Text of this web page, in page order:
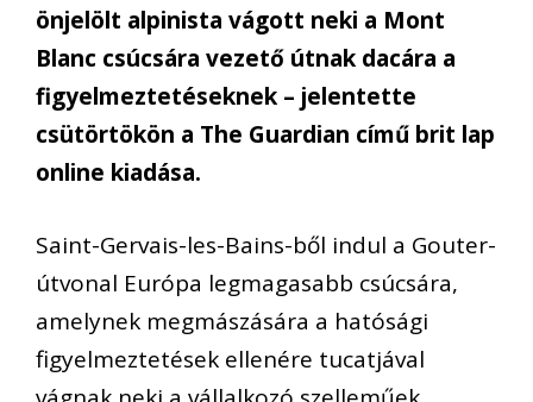
önjelölt alpinista vágott neki a Mont
Blanc csúcsára vezető útnak dacára a
figyelmeztetéseknek – jelentette
csütörtökön a The Guardian című brit lap
online kiadása.
Saint-Gervais-les-Bains-ből indul a Gouter-
útvonal Európa legmagasabb csúcsára,
amelynek megmászására a hatósági
figyelmeztetések ellenére tucatjával